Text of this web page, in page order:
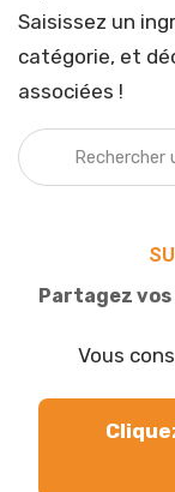
Saisissez un
catégorie, et
associées !
Partagez
Vous